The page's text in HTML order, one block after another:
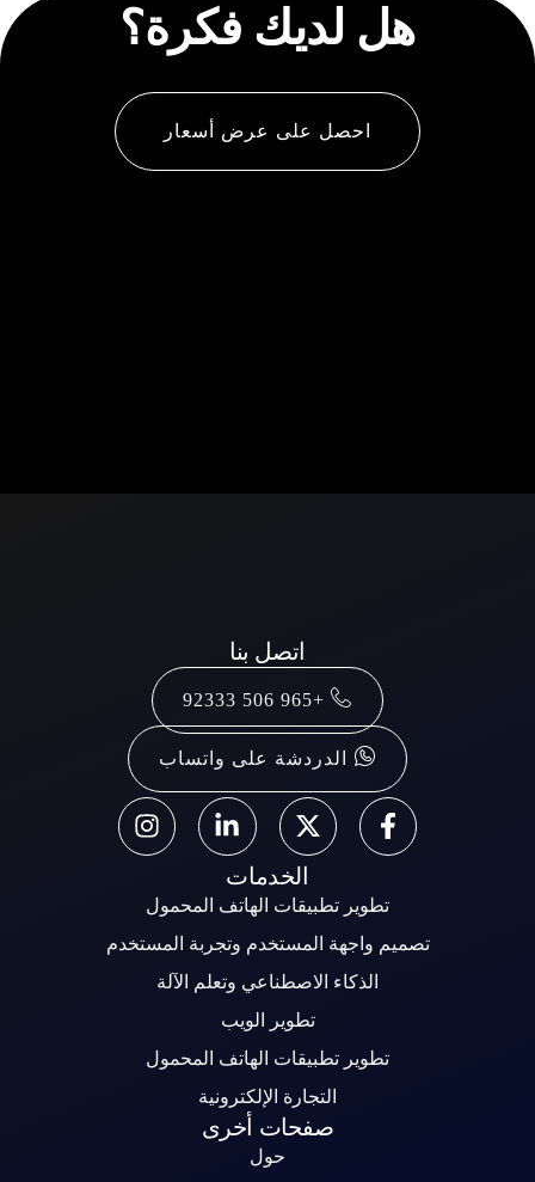
هل لديك فكرة؟
احصل على عرض أسعار
اتصل بنا
+965 506 92333
الدردشة على واتساب
الخدمات
تطوير تطبيقات الهاتف المحمول
تصميم واجهة المستخدم وتجربة المستخدم
الذكاء الاصطناعي وتعلم الآلة
تطوير الويب
تطوير تطبيقات الهاتف المحمول
التجارة الإلكترونية
صفحات أخرى
حول